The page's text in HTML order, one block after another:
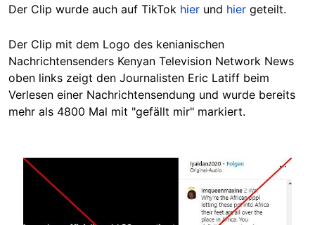
Der Clip wurde auch auf TikTok hier und hier geteilt.
Der Clip mit dem Logo des kenianischen
Nachrichtensenders Kenyan Television Network News
oben links zeigt den Journalisten Eric Latiff beim
Verlesen einer Nachrichtensendung und wurde bereits
mehr als 4800 Mal mit "gefällt mir" markiert.
Image